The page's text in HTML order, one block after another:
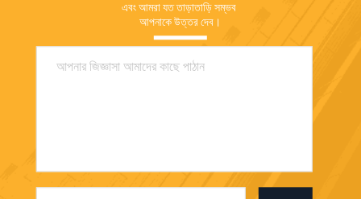
এবং আমরা যত তাড়াতাড়ি সম্ভব
আপনাকে উত্তর দেব।